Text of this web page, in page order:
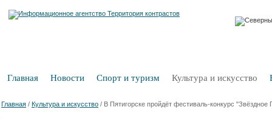
Главная Новости Спорт и туризм Культура и искусство
Главная / Культура и искусство / В Пятигорске пройдёт фестиваль-конкурс "Звёздное